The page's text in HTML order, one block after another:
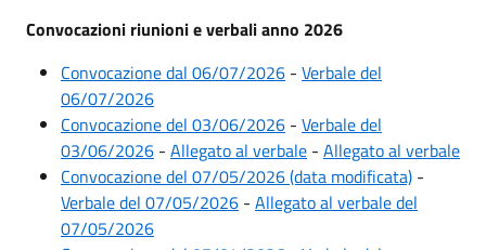
Convocazioni riunioni e verbali anno 2026
Convocazione dal 06/07/2026 - Verbale del
06/07/2026
Convocazione del 03/06/2026 - Verbale del
03/06/2026 - Allegato al verbale - Allegato al verbale
Convocazione del 07/05/2026 (data modificata) -
Verbale del 07/05/2026 - Allegato al verbale del
07/05/2026